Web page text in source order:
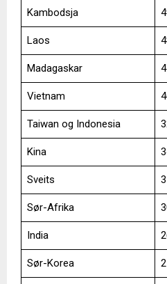
Kambodsja
Laos
Madagaskar
Vietnam
Taiwan og Indonesia
Kina
Sveits
Sør-Afrika
India
Sør-Korea